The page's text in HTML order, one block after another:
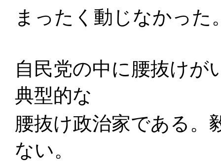
まったく動じなかった
自民党の中に腰抜けが
典型的な
腰抜け政治家である。
ない。